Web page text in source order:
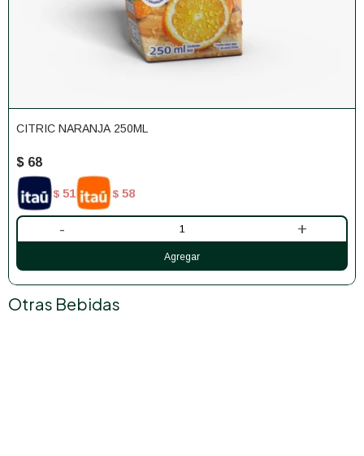
CITRIC NARANJA 250ML
$ 68
$ 51 $ 58
- +
Otras Bebidas